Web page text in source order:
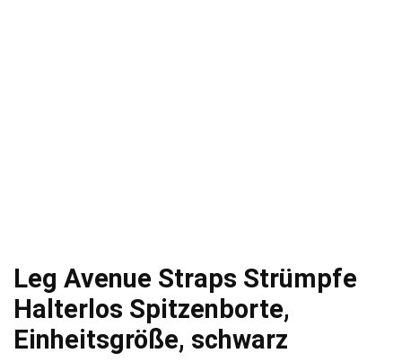
Leg Avenue Straps Strümpfe
Halterlos Spitzenborte,
Einheitsgröße, schwarz